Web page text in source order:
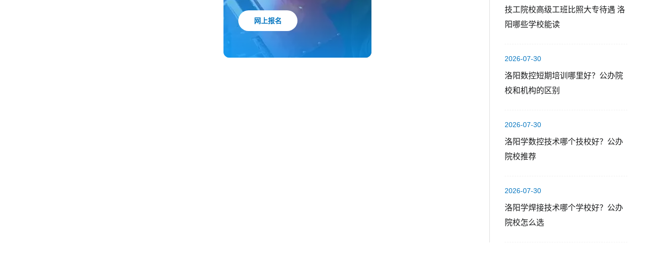
技工院校高级工班比照大专待遇 洛
阳哪些学校能读
2026-07-30
洛阳数控短期培训哪里好？公办院
校和机构的区别
2026-07-30
洛阳学数控技术哪个技校好？公办
院校推荐
2026-07-30
洛阳学焊接技术哪个学校好？公办
院校怎么选
短期培训班
网上报名